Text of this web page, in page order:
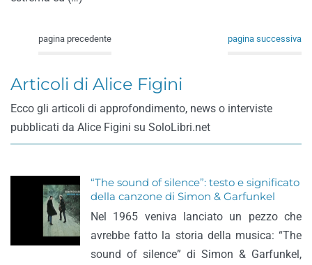
pagina precedente pagina successiva
Articoli di Alice Figini
Ecco gli articoli di approfondimento, news o interviste
pubblicati da Alice Figini su SoloLibri.net
“The sound of silence”: testo e significato
della canzone di Simon & Garfunkel
Nel 1965 veniva lanciato un pezzo che
avrebbe fatto la storia della musica: “The
sound of silence” di Simon & Garfunkel,